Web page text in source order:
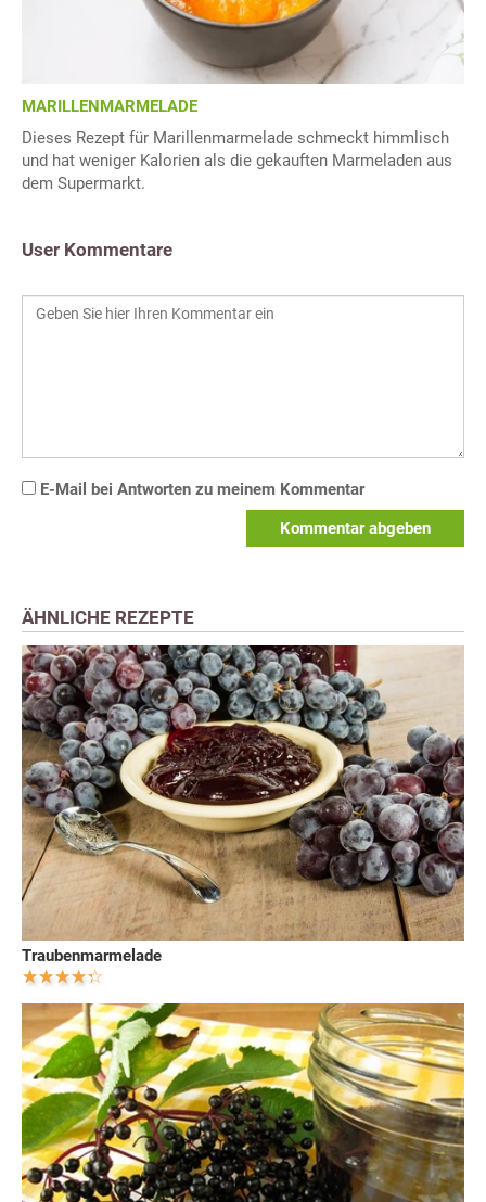
MARILLENMARMELADE
Dieses Rezept für Marillenmarmelade schmeckt himmlisch
und hat weniger Kalorien als die gekauften Marmeladen aus
dem Supermarkt.
User Kommentare
E-Mail bei Antworten zu meinem Kommentar
Kommentar abgeben
ÄHNLICHE REZEPTE
Traubenmarmelade